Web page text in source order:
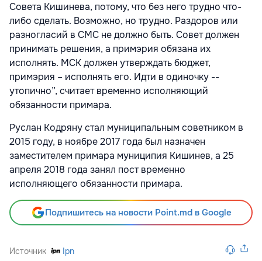
Совета Кишинева, потому, что без него трудно что-
либо сделать. Возможно, но трудно. Раздоров или
разногласий в СМС не должно быть. Совет должен
принимать решения, а примэрия обязана их
исполнять. МСК должен утверждать бюджет,
примэрия – исполнять его. Идти в одиночку --
утопично”, считает временно исполняющий
обязанности примара.
Руслан Кодряну стал муниципальным советником в
2015 году, в ноябре 2017 года был назначен
заместителем примара муниципия Кишинев, а 25
апреля 2018 года занял пост временно
исполняющего обязанности примара.
Подпишитесь на новости Point.md в Google
Источник Ipn